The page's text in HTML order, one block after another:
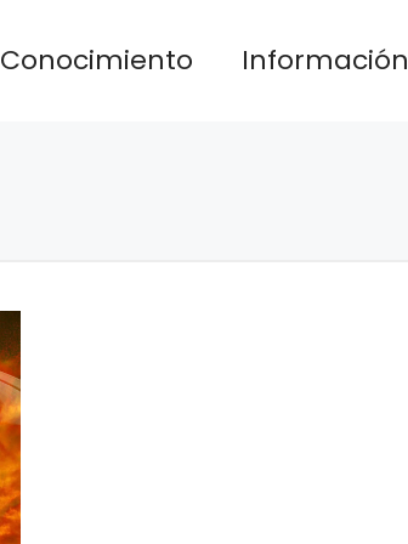
Conocimiento Información